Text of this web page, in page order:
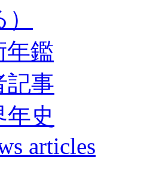
年鑑
記事
年史
articles